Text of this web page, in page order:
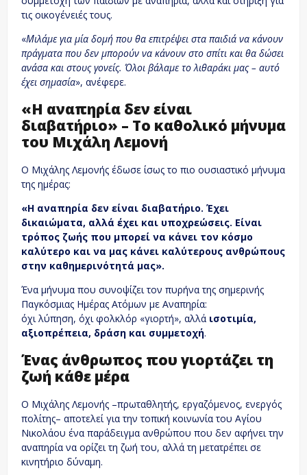
τις οικογένειές τους.
«Μιλάμε για μία δομή που θα επιτρέψει στα παιδιά να κάνουν
πράγματα που δεν μπορούν να κάνουν στο σπίτι και θα δώσει
ανάσα και στους γονείς. Όλοι βάλαμε το λιθαράκι μας – αυτό
έχει σημασία», ανέφερε.
«Η αναπηρία δεν είναι
διαβατήριο» – Το καθολικό μήνυμα
του Μιχάλη Λεμονή
Ο Μιχάλης Λεμονής έδωσε ίσως το πιο ουσιαστικό μήνυμα
της ημέρας:
«Η αναπηρία δεν είναι διαβατήριο. Έχει
δικαιώματα, αλλά έχει και υποχρεώσεις. Είναι
τρόπος ζωής που μπορεί να κάνει τον κόσμο
καλύτερο και να μας κάνει καλύτερους ανθρώπους
στην καθημερινότητά μας».
Ένα μήνυμα που συνοψίζει τον πυρήνα της σημερινής
Παγκόσμιας Ημέρας Ατόμων με Αναπηρία:
όχι λύπηση, όχι φολκλόρ «γιορτή», αλλά ισοτιμία,
αξιοπρέπεια, δράση και συμμετοχή.
Ένας άνθρωπος που γιορτάζει τη
ζωή κάθε μέρα
Ο Μιχάλης Λεμονής –πρωταθλητής, εργαζόμενος, ενεργός
πολίτης– αποτελεί για την τοπική κοινωνία του Αγίου
Νικολάου ένα παράδειγμα ανθρώπου που δεν αφήνει την
αναπηρία να ορίζει τη ζωή του, αλλά τη μετατρέπει σε
κινητήριο δύναμη.